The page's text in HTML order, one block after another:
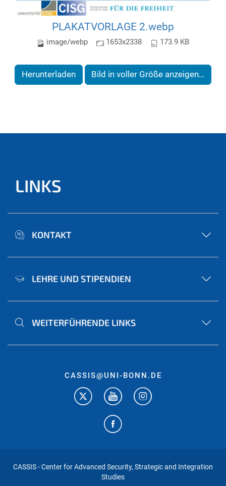
PLAKATVORLAGE 2.webp
image/webp 1653x2338 173.9 KB
Herunterladen Bild in voller Größe anzeigen…
LINKS
KONTAKT
LEHRE UND STIPENDIEN
WEITERFÜHRENDE LINKS
CASSIS@UNI-BONN.DE
CASSIS - Center for Advanced Security, Strategic and Integration
Studies